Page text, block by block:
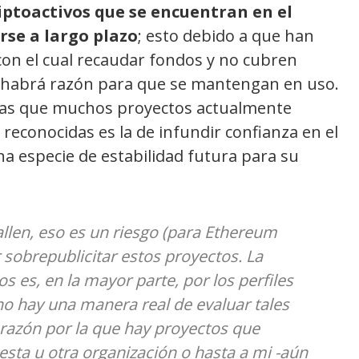
que se encuentran en el
a largo plazo; esto debido a que han
el cual recaudar fondos y no cubren
razón para que se mantengan en uso.
que muchos proyectos actualmente
es la de infundir confianza en el
especie de estabilidad futura para su
eso es un riesgo (para Ethereum
estos proyectos. La
es, en la mayor parte, por los perfiles
hay una manera real de evaluar tales
por la que hay proyectos que
u otra organización o hasta a mi -aún